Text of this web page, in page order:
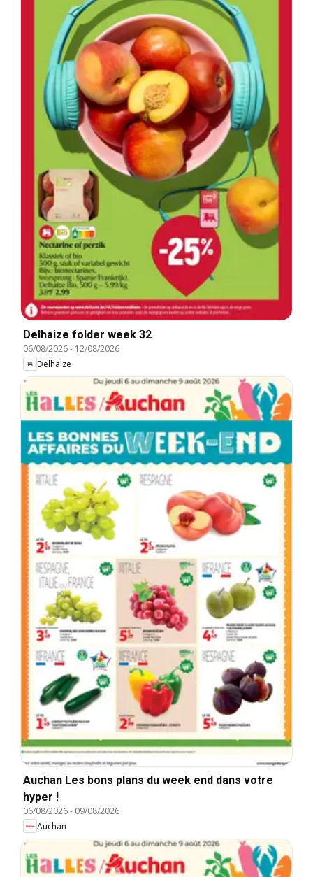
Delhaize folder week 32
06/08/2026- 12/08/2026
Delhaize
Auchan Les bons plans du week end dans votre
hyper !
06/08/2026- 09/08/2026
Auchan